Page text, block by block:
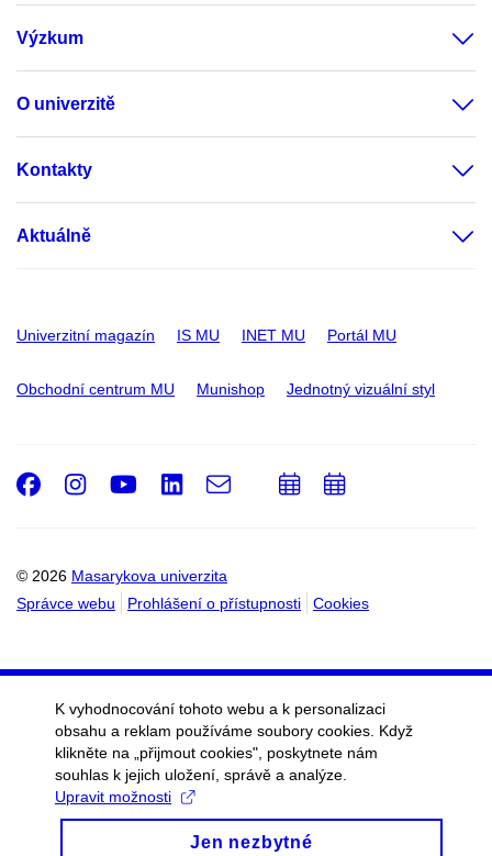
Výzkum
O univerzitě
Kontakty
Aktuálně
Univerzitní magazín IS MU INET MU Portál MU
Obchodní centrum MU Munishop Jednotný vizuální styl
© 2026 Masarykova univerzita
Správce webu
Prohlášení o přístupnosti Cookies
Facebook
Instagram
Youtube
LinkedIn
e-
Email
PřidatPřidat
K vyhodnocování tohoto webu a k personalizaci
obsahu a reklam používáme soubory cookies. Když
klikněte na „přijmout cookies", poskytnete nám
souhlas k jejich uložení, správě a analýze.
Upravit možnosti
Jen nezbytné